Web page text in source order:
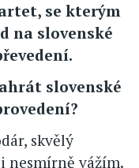
se kterým
na slovenské
slovenské
skvělý
nesmírně vážím.